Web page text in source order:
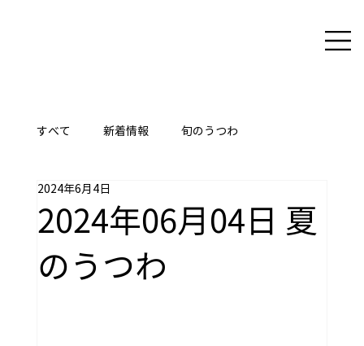
すべて 新着情報 旬のうつわ
ここに技あり
2024年06月04日 夏
のうつわ
2024年6月4日